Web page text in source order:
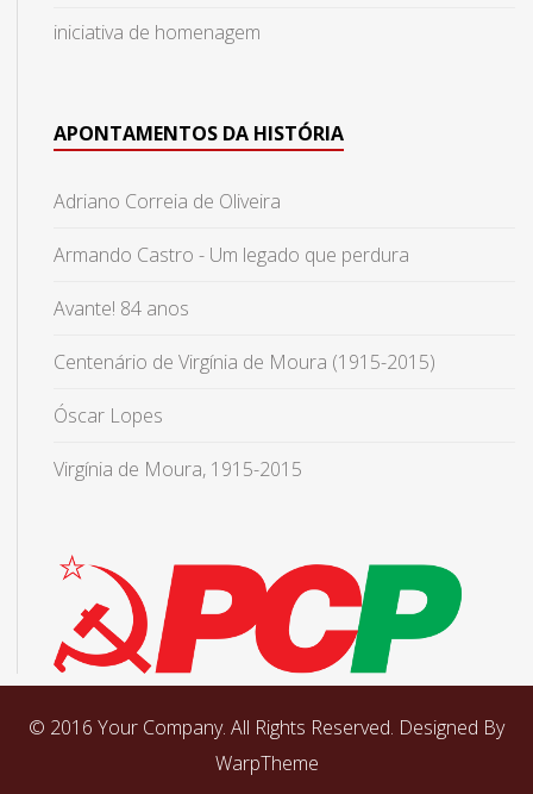
iniciativa de homenagem
APONTAMENTOS DA HISTÓRIA
Adriano Correia de Oliveira
Armando Castro - Um legado que perdura
Avante! 84 anos
Centenário de Virgínia de Moura (1915-2015)
Óscar Lopes
Virgínia de Moura, 1915-2015
© 2016 Your Company. All Rights Reserved. Designed By
WarpTheme